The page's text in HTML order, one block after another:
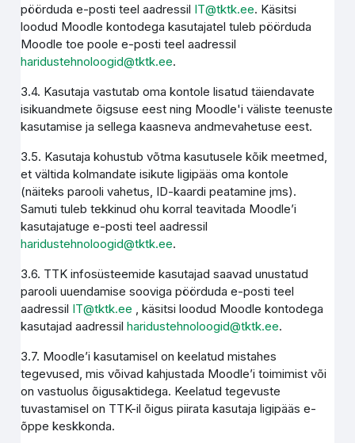
pöörduda e-posti teel aadressil IT@tktk.ee. Käsitsi
loodud Moodle kontodega kasutajatel tuleb pöörduda
Moodle toe poole e-posti teel aadressil
haridustehnoloogid@tktk.ee.
3.4. Kasutaja vastutab oma kontole lisatud täiendavate
isikuandmete õigsuse eest ning Moodle'i väliste teenuste
kasutamise ja sellega kaasneva andmevahetuse eest.
3.5. Kasutaja kohustub võtma kasutusele kõik meetmed,
et vältida kolmandate isikute ligipääs oma kontole
(näiteks parooli vahetus, ID-kaardi peatamine jms).
Samuti tuleb tekkinud ohu korral teavitada Moodle’i
kasutajatuge e-posti teel aadressil
haridustehnoloogid@tktk.ee.
3.6. TTK infosüsteemide kasutajad saavad unustatud
parooli uuendamise sooviga pöörduda e-posti teel
aadressil IT@tktk.ee , käsitsi loodud Moodle kontodega
kasutajad aadressilharidustehnoloogid@tktk.ee.
3.7. Moodle’i kasutamisel on keelatud mistahes
tegevused, mis võivad kahjustada Moodle’i toimimist või
on vastuolus õigusaktidega. Keelatud tegevuste
tuvastamisel on TTK-il õigus piirata kasutaja ligipääs e-
õppe keskkonda.